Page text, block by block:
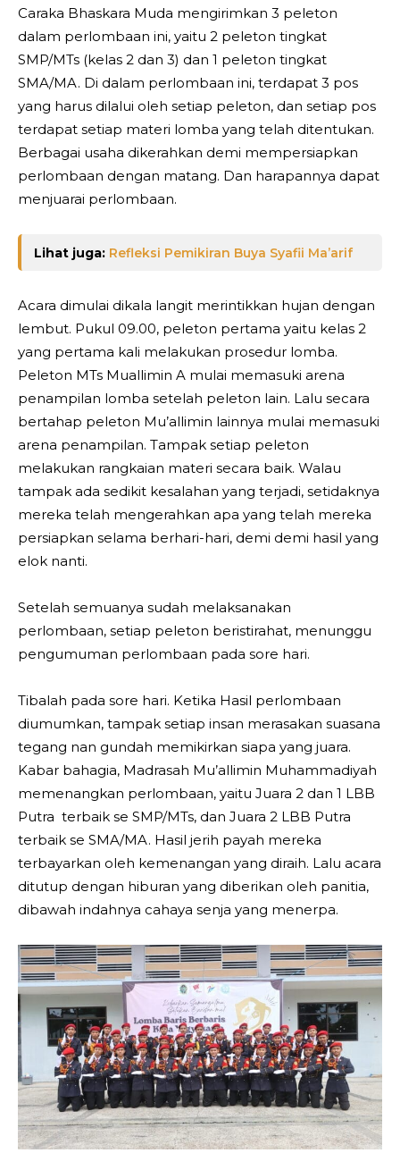
Caraka Bhaskara Muda mengirimkan 3 peleton
dalam perlombaan ini, yaitu 2 peleton tingkat
SMP/MTs (kelas 2 dan 3) dan 1 peleton tingkat
SMA/MA. Di dalam perlombaan ini, terdapat 3 pos
yang harus dilalui oleh setiap peleton, dan setiap pos
terdapat setiap materi lomba yang telah ditentukan.
Berbagai usaha dikerahkan demi mempersiapkan
perlombaan dengan matang. Dan harapannya dapat
menjuarai perlombaan.
Lihat juga: Refleksi Pemikiran Buya Syafii Ma’arif
Acara dimulai dikala langit merintikkan hujan dengan
lembut. Pukul 09.00, peleton pertama yaitu kelas 2
yang pertama kali melakukan prosedur lomba.
Peleton MTs Muallimin A mulai memasuki arena
penampilan lomba setelah peleton lain. Lalu secara
bertahap peleton Mu’allimin lainnya mulai memasuki
arena penampilan. Tampak setiap peleton
melakukan rangkaian materi secara baik. Walau
tampak ada sedikit kesalahan yang terjadi, setidaknya
mereka telah mengerahkan apa yang telah mereka
persiapkan selama berhari-hari, demi demi hasil yang
elok nanti.
Setelah semuanya sudah melaksanakan
perlombaan, setiap peleton beristirahat, menunggu
pengumuman perlombaan pada sore hari.
Tibalah pada sore hari. Ketika Hasil perlombaan
diumumkan, tampak setiap insan merasakan suasana
tegang nan gundah memikirkan siapa yang juara.
Kabar bahagia, Madrasah Mu’allimin Muhammadiyah
memenangkan perlombaan, yaitu Juara 2 dan 1 LBB
Putra terbaik se SMP/MTs, dan Juara 2 LBB Putra
terbaik se SMA/MA. Hasil jerih payah mereka
terbayarkan oleh kemenangan yang diraih. Lalu acara
ditutup dengan hiburan yang diberikan oleh panitia,
dibawah indahnya cahaya senja yang menerpa.